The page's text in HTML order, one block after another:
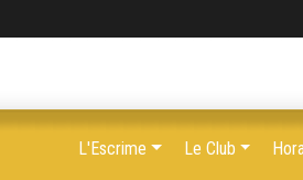
L'Escrime Le Club